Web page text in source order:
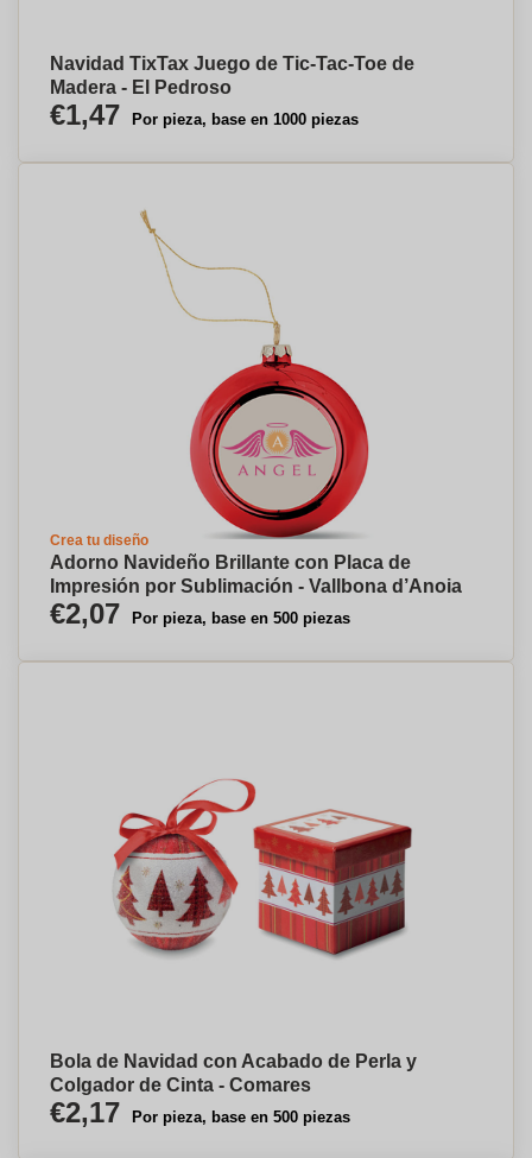
Navidad TixTax Juego de Tic-Tac-Toe de
Madera - El Pedroso
€1,47 Por pieza, base en 1000 piezas
Crea tu diseño
Adorno Navideño Brillante con Placa de
Impresión por Sublimación - Vallbona d’Anoia
€2,07 Por pieza, base en 500 piezas
Bola de Navidad con Acabado de Perla y
Colgador de Cinta - Comares
€2,17 Por pieza, base en 500 piezas